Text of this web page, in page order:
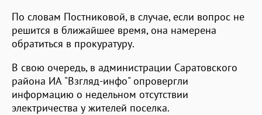
По словам Постниковой, в случае, если вопрос не
решится в ближайшее время, она намерена
обратиться в прокуратуру.
В свою очередь, в администрации Саратовского
района ИА "Взгляд-инфо" опровергли
информацию о недельном отсутствии
электричества у жителей поселка.